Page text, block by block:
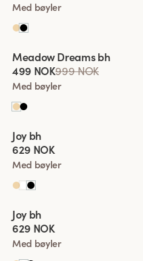
Med bøyler
Viewing image 1 of 2
Lars Wallin Design
Meadow Dreams bh
499 NOK999 NOK
Med bøyler
Viewing image 1 of 2
New product
Joy bh
629 NOK
Med bøyler
Viewing image 1 of 2
New product
Joy bh
629 NOK
Med bøyler